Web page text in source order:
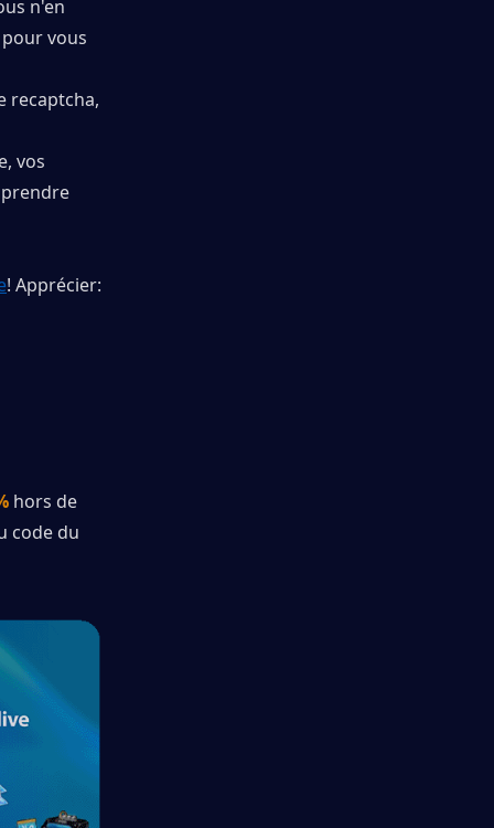
n'en
vous
recaptcha,
vos
! Apprécier:
hors de
code du